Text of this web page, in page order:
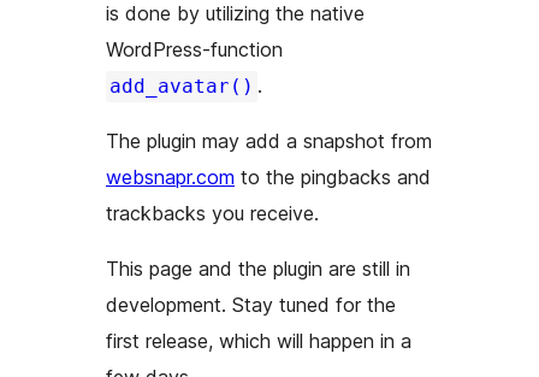
is done by utilizing the native
WordPress-function
add_avatar() .
The plugin may add a snapshot from
websnapr.com to the pingbacks and
trackbacks you receive.
This page and the plugin are still in
development. Stay tuned for the
first release, which will happen in a